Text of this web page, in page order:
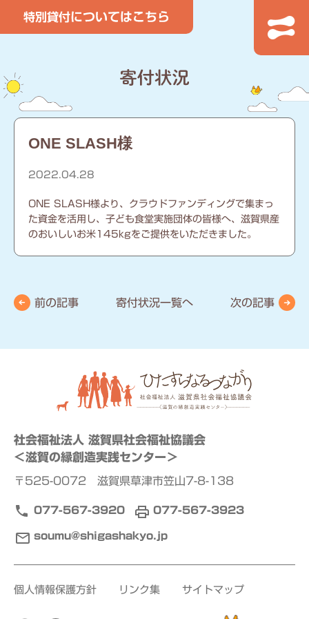
ONE SLASH様
2022.04.28
ONE SLASH様より、クラウドファンディングで集まっ
た資金を活用し、子ども食堂実施団体の皆様へ、滋賀県産
のおいしいお米145kgをご提供をいただきました。
前の記事 寄付状況一覧へ 次の記事
社会福祉法人 滋賀県社会福祉協議会
＜滋賀の縁創造実践センター＞
〒525-0072 滋賀県草津市笠山7-8-138
077-567-3920 077-567-3923
soumu@shigashakyo.jp
個人情報保護方針 リンク集 サイトマップ